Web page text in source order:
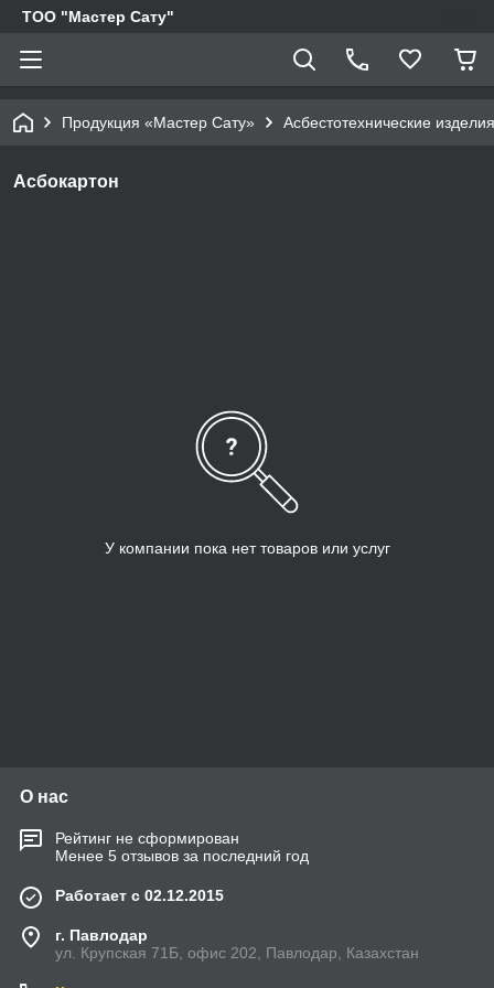
ТОО "Мастер Сату"
Продукция «Мастер Сату» Асбестотехнические изделия
Асбокартон
У компании пока нет товаров или услуг
О нас
Рейтинг не сформирован
Менее 5 отзывов за последний год
Работает с 02.12.2015
г. Павлодар
ул. Крупская 71Б, офис 202, Павлодар, Казахстан